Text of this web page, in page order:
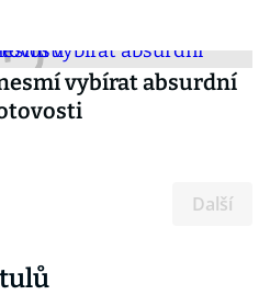
vybírat absurdní
Další